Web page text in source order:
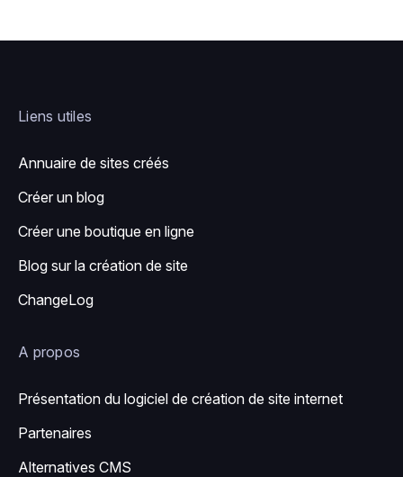
Liens utiles
Annuaire de sites créés
Créer un blog
Créer une boutique en ligne
Blog sur la création de site
ChangeLog
A propos
Présentation du logiciel de création de site internet
Partenaires
Alternatives CMS